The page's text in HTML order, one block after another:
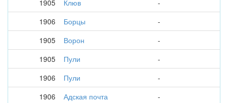
1905
Клюв
-
1906
Борцы
-
1905
Ворон
-
1905
Пули
-
1906
Пули
-
1906
Адская почта
-